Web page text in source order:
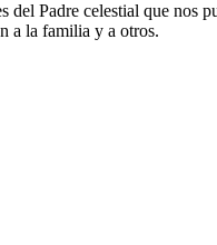
Padre celestial que nos
a la familia y a otros.